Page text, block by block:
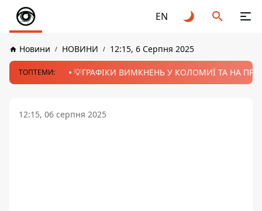
EN
Новини НОВИНИ 12:15, 6 Серпня 2025
ТОПТЕМИ: 💡ГРАФІКИ ВИМКНЕНЬ У КОЛОМИЇ ТА НА
12:15, 06 серпня 2025